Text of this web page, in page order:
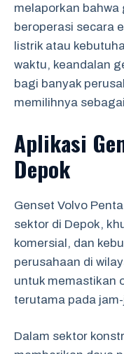
melaporkan bahwa
beroperasi secara
listrik atau
waktu, keandalan
bagi banyak
memilihnya
Aplikasi
Depok
Genset Volvo
sektor di Depok,
komersial, dan
perusahaan di
untuk memastikan
terutama pada
Dalam sektor